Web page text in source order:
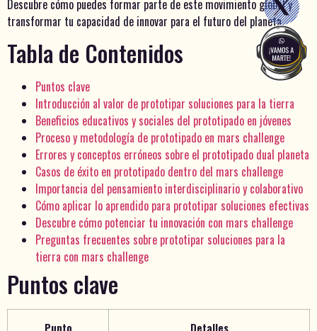
Descubre cómo puedes formar parte de este movimiento global y
transformar tu capacidad de innovar para el futuro del planeta.
Tabla de Contenidos
Puntos clave
Introducción al valor de prototipar soluciones para la tierra
Beneficios educativos y sociales del prototipado en jóvenes
Proceso y metodología de prototipado en mars challenge
Errores y conceptos erróneos sobre el prototipado dual planeta
Casos de éxito en prototipado dentro del mars challenge
Importancia del pensamiento interdisciplinario y colaborativo
Cómo aplicar lo aprendido para prototipar soluciones efectivas
Descubre cómo potenciar tu innovación con mars challenge
Preguntas frecuentes sobre prototipar soluciones para la
tierra con mars challenge
Puntos clave
Punto Detalles